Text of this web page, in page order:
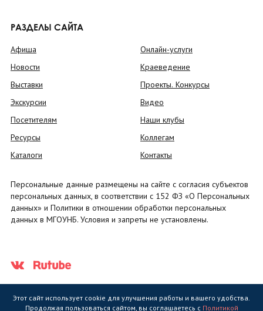
РАЗДЕЛЫ САЙТА
Афиша
Новости
Выставки
Экскурсии
Посетителям
Ресурсы
Каталоги
Онлайн-услуги
Краеведение
Проекты. Конкурсы
Видео
Наши клубы
Коллегам
Контакты
Персональные данные размещены на сайте с согласия субъектов
персональных данных, в соответствии с 152 ФЗ «О Персональных
данных» и Политики в отношении обработки персональных
данных в МГОУНБ. Условия и запреты не установлены.
Этот сайт использует cookie для улучшения работы и вашего удобства.
Продолжая пользоваться сайтом, вы соглашаетесь с Политикой